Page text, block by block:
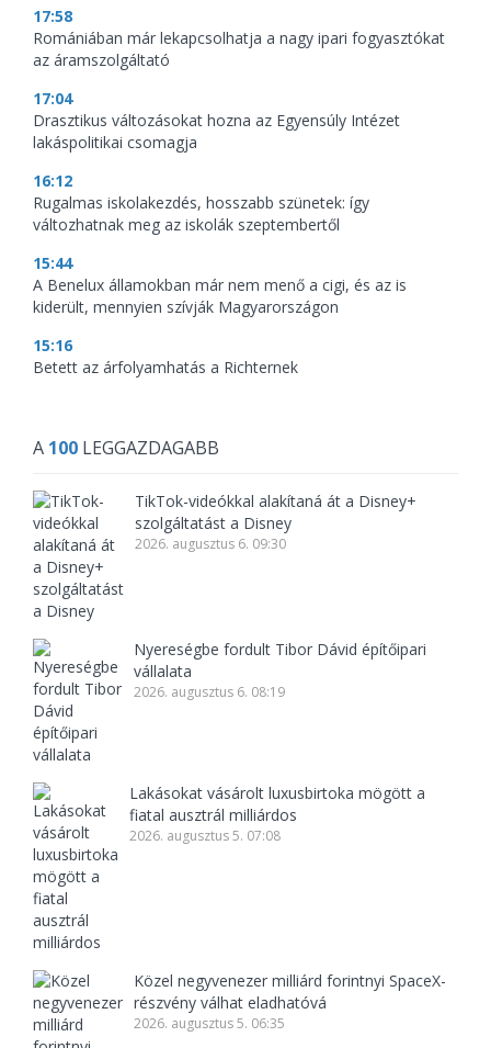
17:58
Romániában már lekapcsolhatja a nagy ipari fogyasztókat
az áramszolgáltató
17:04
Drasztikus változásokat hozna az Egyensúly Intézet
lakáspolitikai csomagja
16:12
Rugalmas iskolakezdés, hosszabb szünetek: így
változhatnak meg az iskolák szeptembertől
15:44
A Benelux államokban már nem menő a cigi, és az is
kiderült, mennyien szívják Magyarországon
15:16
Betett az árfolyamhatás a Richternek
A 100 LEGGAZDAGABB
TikTok-videókkal alakítaná át a Disney+
szolgáltatást a Disney
2026. augusztus 6. 09:30
Nyereségbe fordult Tibor Dávid építőipari
vállalata
2026. augusztus 6. 08:19
Lakásokat vásárolt luxusbirtoka mögött a
fiatal ausztrál milliárdos
2026. augusztus 5. 07:08
Közel negyvenezer milliárd forintnyi SpaceX-
részvény válhat eladhatóvá
2026. augusztus 5. 06:35